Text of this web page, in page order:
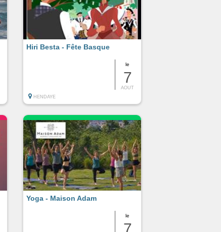
le
7
AOUT
Hiri Besta - Fête Basque
HENDAYE
le
Yoga - Maison Adam